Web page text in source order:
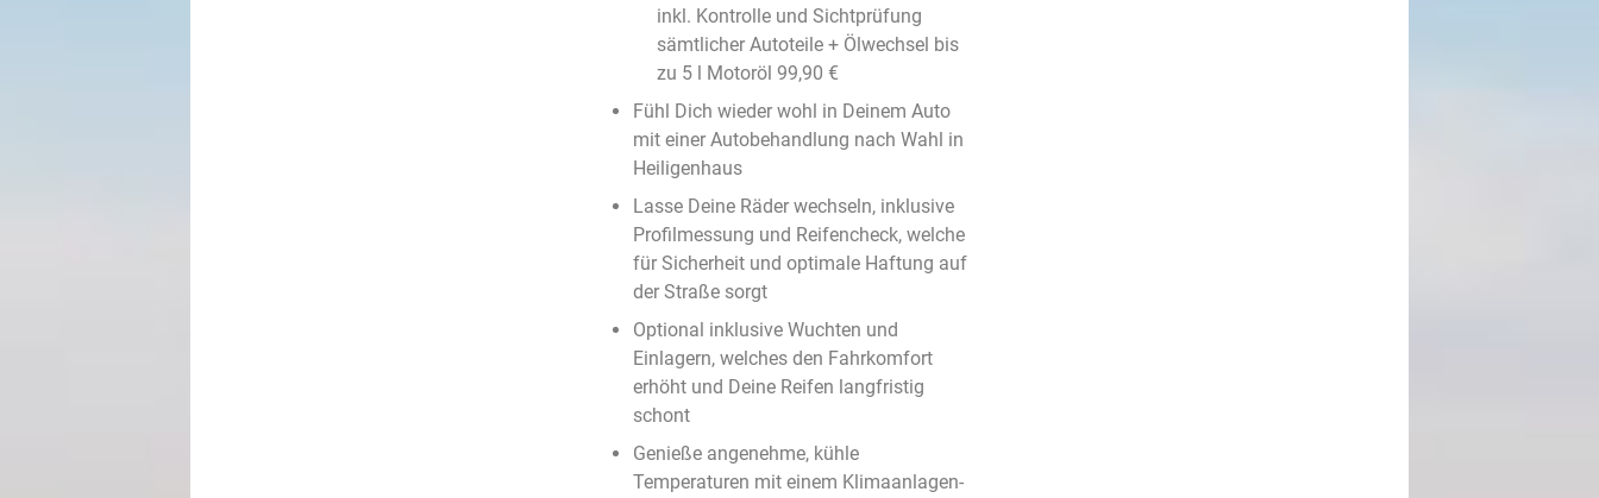
inkl. Kontrolle und Sichtprüfung
sämtlicher Autoteile + Ölwechsel bis
zu 5 l Motoröl 99,90 €
Fühl Dich wieder wohl in Deinem Auto
mit einer Autobehandlung nach Wahl in
Heiligenhaus
Lasse Deine Räder wechseln, inklusive
Profilmessung und Reifencheck, welche
für Sicherheit und optimale Haftung auf
der Straße sorgt
Optional inklusive Wuchten und
Einlagern, welches den Fahrkomfort
erhöht und Deine Reifen langfristig
schont
Genieße angenehme, kühle
Temperaturen mit einem Klimaanlagen-